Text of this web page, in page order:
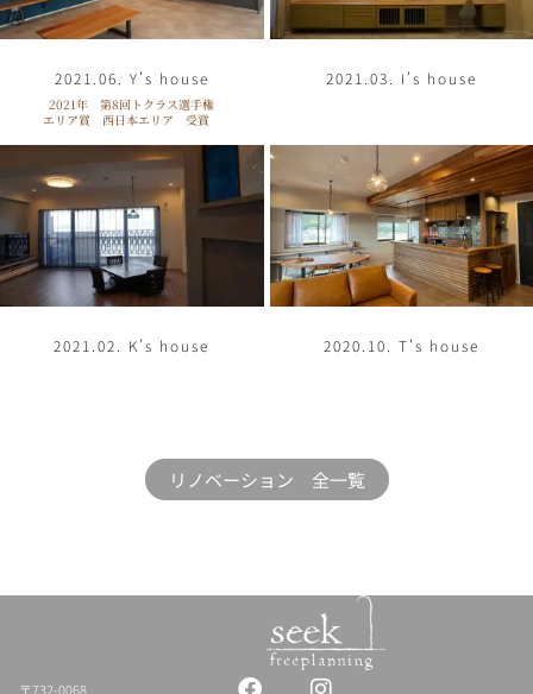
2021.06. Y’s house
2021年 第8回トクラス選手権
エリア賞 西日本エリア 受賞
2021.03. I’s house
2021.02. K’s house 2020.10. T’s house
リノベーション 全一覧
〒732-0068